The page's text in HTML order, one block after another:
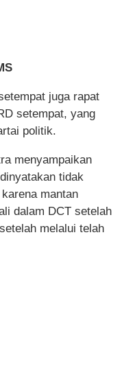
juga rapat
setempat, yang
politik.
menyampaikan
tidak
mantan
dalam DCT setelah
melalui telah